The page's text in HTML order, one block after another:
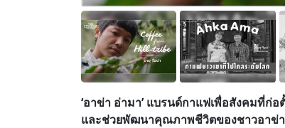
‘อาข่า อ่ามา’ แบรนด์กาแฟเพื่อสังคมที่ก่
และช่วยพัฒนาคุณภาพชีวิตของชาวอาข่า